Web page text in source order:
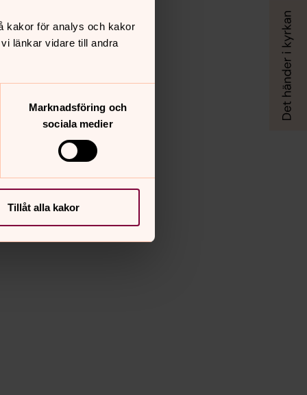
kakor för analys och kakor
länkar vidare till andra
Marknadsföring och
sociala medier
Tillåt alla kakor